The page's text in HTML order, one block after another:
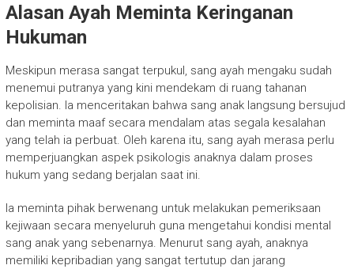
Alasan Ayah Meminta Keringanan
Hukuman
Meskipun merasa sangat terpukul, sang ayah mengaku sudah
menemui putranya yang kini mendekam di ruang tahanan
kepolisian. Ia menceritakan bahwa sang anak langsung bersujud
dan meminta maaf secara mendalam atas segala kesalahan
yang telah ia perbuat. Oleh karena itu, sang ayah merasa perlu
memperjuangkan aspek psikologis anaknya dalam proses
hukum yang sedang berjalan saat ini.
Ia meminta pihak berwenang untuk melakukan pemeriksaan
kejiwaan secara menyeluruh guna mengetahui kondisi mental
sang anak yang sebenarnya. Menurut sang ayah, anaknya
memiliki kepribadian yang sangat tertutup dan jarang